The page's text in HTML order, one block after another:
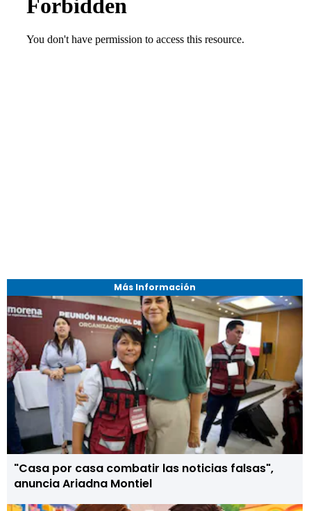
Más Información
"Casa por casa combatir las noticias falsas",
anuncia Ariadna Montiel